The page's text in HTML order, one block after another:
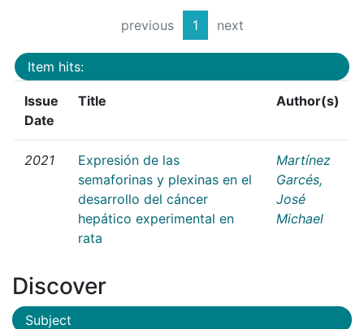
previous 1 next
Item hits:
Issue
Date
Title Author(s)
2021
Expresión de las
semaforinas y plexinas en el
desarrollo del cáncer
hepático experimental en
rata
Martínez
Garcés,
José
Michael
Discover
Subject